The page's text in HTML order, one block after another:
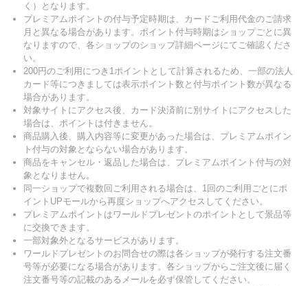
く）となります。
プレミアムポイントの付与予定時期は、カードご利用代金のご請求
月と異なる場合があります。ポイント付与時期はショップごとに異
なりますので、各ショップのショップ詳細ページにてご確認くださ
い。
200円のご利用につき1ポイントとして計算されるため、一部の法人
カード等につきましては表示ポイント数と付与ポイント数が異なる
場合があります。
対象サイトにアクセス後、カード決済前に別サイトにアクセスした
場合は、ポイントは付きません。
商品購入後、購入内容等に変更があった場合は、プレミアムポイン
ト付与の対象とならない場合があります。
商品をキャンセル・返品した場合は、プレミアムポイント付与の対
象となりません。
同一ショップで複数回ご利用される場合は、1回のご利用ごとにポ
イントUPモールから再度ショップへアクセスしてください。
プレミアムポイントはワールドプレゼントのポイントとして景品等
に交換できます。
一部対象外となるサービスがあります。
ワールドプレゼントのお問合せの際は各ショップが発行する注文番
号等が必要になる場合があります。各ショップからご注文後に届く
注文番号等の記載のあるメールを必ず保管してください。